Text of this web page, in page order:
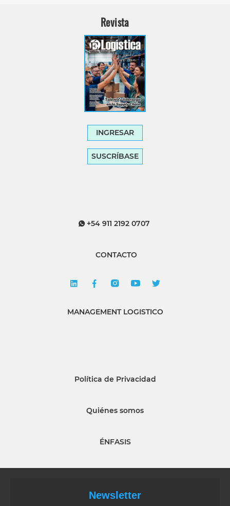
Revista
INGRESAR
SUSCRÍBASE
+54 911 2192 0707
CONTACTO
MANAGEMENT LOGISTICO
Política de Privacidad
Quiénes somos
ÉNFASIS
Newsletter